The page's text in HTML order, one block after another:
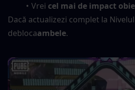
Vrei cel mai de impact
Dacă actualizezi complet la
deblocaambele.